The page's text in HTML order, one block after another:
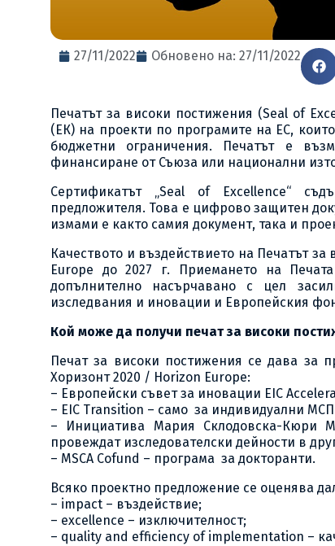
27/11/2022 Обновено на: 27/11/2022
Печатът за високи постижения (Seal of
(ЕК) на проекти по програмите на ЕС,
бюджетни ограничения. Печатът е
финансиране от Съюза или национални
Сертификатът „Seal of Excellence“
предложителя. Това е цифрово защитен
измами е както самия документ, така и
Качеството и въздействието на Печатът
Europe до 2027 г. Приемането на
допълнително насърчавано с цел
изследвания и иновации и Европейския
Кой може да получи печат за високи
Печат за високи постижения се дава за
Хоризонт 2020 / Horizon Europe:
– Европейски съвет за иновации EIC
– EIC Transition – само за индивидуални
– Инициатива Мария Склодовска-Кюри
провеждат изследователски дейности в
– MSCA Cofund – програма за докторанти.
Всяко проектно предложение се оценява
– impact – въздействие;
– excellence – изключителност;
– quality and efficiency of implementation –